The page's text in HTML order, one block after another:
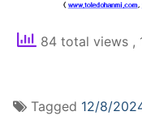
84 total views ,
Tagged 12/8/